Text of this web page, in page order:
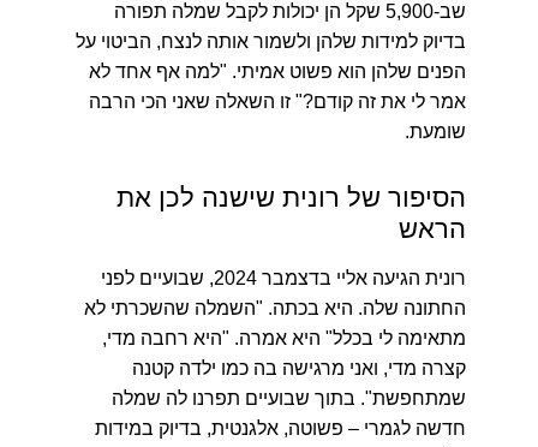
שב-5,900 שקל הן יכולות לקבל שמלה תפורה
בדיוק למידות שלהן ולשמור אותה לנצח, הביטוי על
הפנים שלהן הוא פשוט אמיתי. "למה אף אחד לא
אמר לי את זה קודם?" זו השאלה שאני הכי הרבה
שומעת.
הסיפור של רונית שישנה לכן את
הראש
רונית הגיעה אליי בדצמבר 2024, שבועיים לפני
החתונה שלה. היא בכתה. "השמלה שהשכרתי לא
מתאימה לי בכלל" היא אמרה. "היא רחבה מדי,
קצרה מדי, ואני מרגישה בה כמו ילדה קטנה
שמתחפשת". בתוך שבועיים תפרנו לה שמלה
חדשה לגמרי – פשוטה, אלגנטית, בדיוק במידות